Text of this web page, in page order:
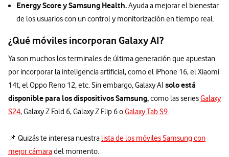
Energy Score y Samsung Health.Ayuda a mejorar el bienestar
de los usuarios con un control y monitorización en tiempo real.
¿Qué móviles incorporan Galaxy AI?
Ya son muchos los terminales de última generación que apuestan
por incorporar la inteligencia artificial, como el iPhone 16, el Xiaomi
14t, el Oppo Reno 12, etc. Sin embargo, Galaxy AI solo está
disponible para los dispositivos Samsung,como las seriesGalaxy
S24, Galaxy Z Fold 6, Galaxy Z Flip 6 oGalaxy Tab S9.
📌 Quizás te interesa nuestra lista de los móviles Samsung con
mejor cámaradel momento.